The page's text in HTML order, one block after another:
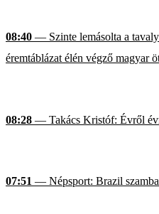
08:40 — Szinte lemásolta a
éremtáblázat élén végző magyar
08:28 — Takács Kristóf: Évről
07:51 — Népsport: Brazil